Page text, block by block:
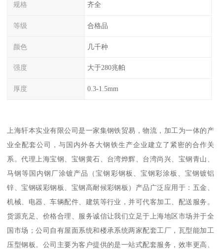
规格 齐全
等级 合格品
颜色 几千种
强度 大于280兆帕
厚度 0.3-1.5mm
上海轩本实业有限公司是一家集钢铁贸易，物流，加工为一体的产
业全配套公司，与国内外各大钢铁生产企业建立了紧密的合作关
系。代理上海宝钢、宝钢黄石、台湾烨辉、台湾尚兴、宝钢青山、
马钢等国内钢厂涂镀产品（宝钢彩钢板、宝钢彩涂板、宝钢镀铝
锌、宝钢碳彩钢板、宝钢高耐候彩钢板）产品广泛应用于：五金、
机械、电器、车辆配件、建筑等行业，并可代客加工、配送服务。
货源充足、价格合理、服务诚信让我们立足于上海地区市场并于全
国市场；公司自有屋面系统和楼承系统两家配套工厂，瓦型能加工
压型钢板。公司主要为客户提供的是一站式配套服务，效率更高、